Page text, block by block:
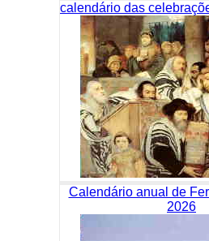
calendário das
Calendário anual de
2026